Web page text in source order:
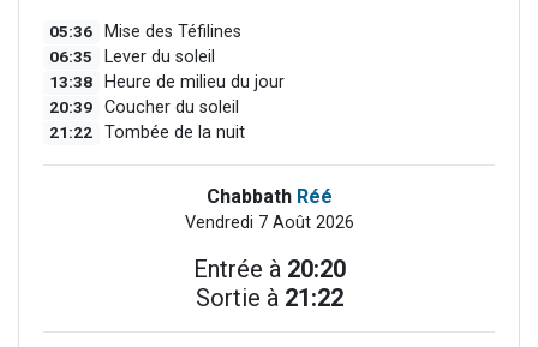
05:36 Mise des Téfilines
06:35 Lever du soleil
13:38 Heure de milieu du jour
20:39 Coucher du soleil
21:22 Tombée de la nuit
Chabbath Réé
Vendredi 7 Août 2026
Entrée à 20:20
Sortie à 21:22